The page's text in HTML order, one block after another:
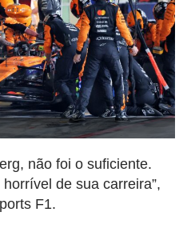
não foi o suficiente.
de sua carreira”,
F1.